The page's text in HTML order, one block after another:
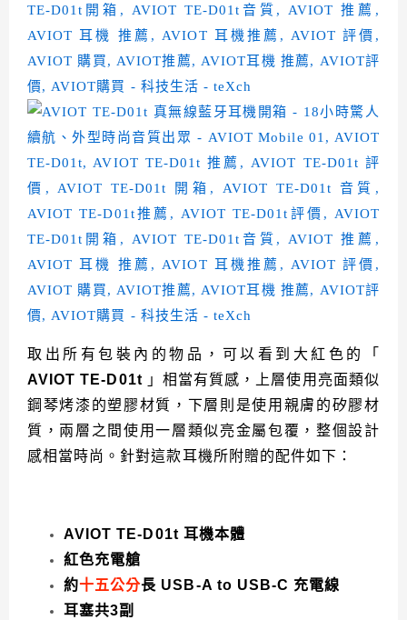
取出所有包裝內的物品，可以看到大紅色的「
AVIOT TE-D01t 」相當有質感，上層使用亮面類似
鋼琴烤漆的塑膠材質，下層則是使用親膚的矽膠材
質，兩層之間使用一層類似亮金屬包覆，整個設計
感相當時尚。針對這款耳機所附贈的配件如下：
AVIOT TE-D01t 耳機本體
紅色充電艙
約十五公分長 USB-A to USB-C 充電線
耳塞共3副